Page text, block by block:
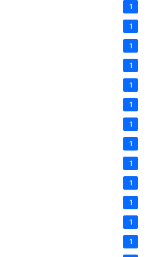
1
1
1
1
1
1
1
1
1
1
1
1
1